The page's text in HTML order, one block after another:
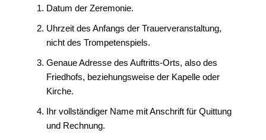
Datum der Zeremonie.
Uhrzeit des Anfangs der Trauerveranstaltung,
nicht des Trompetenspiels.
Genaue Adresse des Auftritts-Orts, also des
Friedhofs, beziehungsweise der Kapelle oder
Kirche.
Ihr vollständiger Name mit Anschrift für Quittung
und Rechnung.